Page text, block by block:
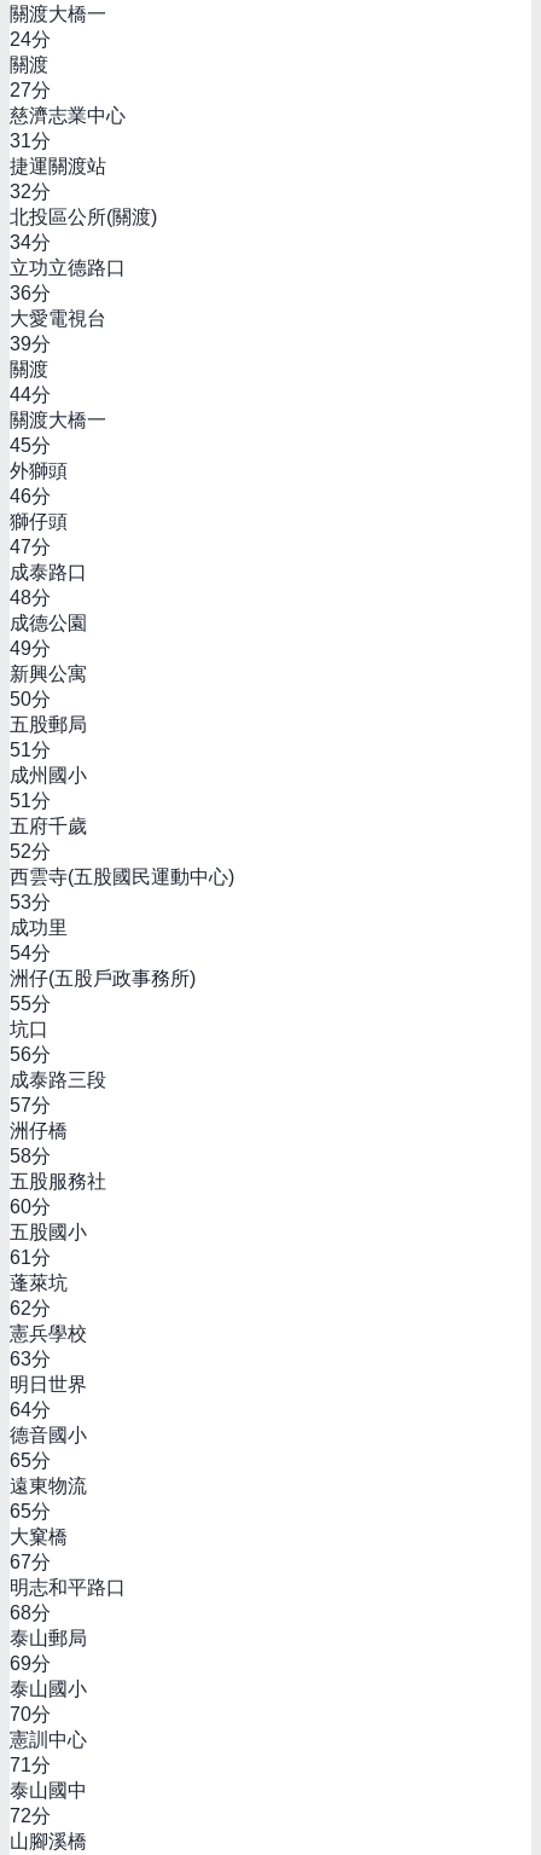
關渡大橋一
24分
關渡
27分
慈濟志業中心
31分
捷運關渡站
32分
北投區公所(關渡)
34分
立功立德路口
36分
大愛電視台
39分
關渡
44分
關渡大橋一
45分
外獅頭
46分
獅仔頭
47分
成泰路口
48分
成德公園
49分
新興公寓
50分
五股郵局
51分
成州國小
51分
五府千歲
52分
西雲寺(五股國民運動中心)
53分
成功里
54分
洲仔(五股戶政事務所)
55分
坑口
56分
成泰路三段
57分
洲仔橋
58分
五股服務社
60分
五股國小
61分
蓬萊坑
62分
憲兵學校
63分
明日世界
64分
德音國小
65分
遠東物流
65分
大窠橋
67分
明志和平路口
68分
泰山郵局
69分
泰山國小
70分
憲訓中心
71分
泰山國中
72分
山腳溪橋